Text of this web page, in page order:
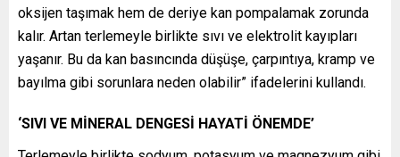
oksijen taşımak hem de deriye kan pompalamak zorunda
kalır. Artan terlemeyle birlikte sıvı ve elektrolit kayıpları
yaşanır. Bu da kan basıncında düşüşe, çarpıntıya, kramp ve
bayılma gibi sorunlara neden olabilir” ifadelerini kullandı.
‘SIVI VE MİNERAL DENGESİ HAYATİ ÖNEMDE’